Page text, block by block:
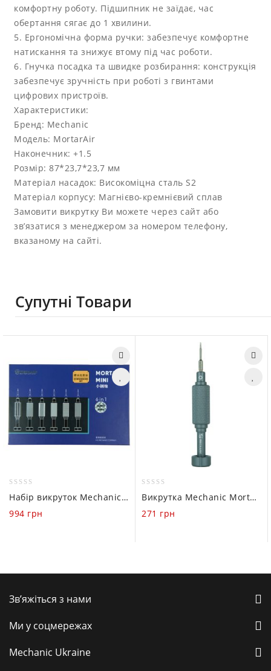
комфортну роботу. Підшипник не заїдає, час
обертання сягає до 1 хвилини.
5. Ергономічна форма ручки: забезпечує комфортне
натискання та знижує втому під час роботи.
6. Гнучка посадка та швидке розбирання: конструкція
забезпечує зручність при роботі з гвинтами
цифрових пристроїв.
Характеристики:
Бренд: Mechanic
Модель: MortarAir
Наконечник: +1.5
Розмір: 87*23,7*23,7 мм
Матеріал насадок: Високоміцна сталь S2
Матеріал корпусу: Магнієво-кремнієвий сплав
Замовити викрутку Ви можете через сайт або
зв’язатися з менеджером за номером телефону,
вказаному на сайті.
Супутні Товари
out
of
Набір викруток Mechanic Mortar mini (iShell Max 6 in 1)
994 грн
out
of
Викрутка Mechanic Mortar mini (iShell T2)
271 грн
Зв’яжіться з нами
Ми у соцмережах
Mechanic Ukraine